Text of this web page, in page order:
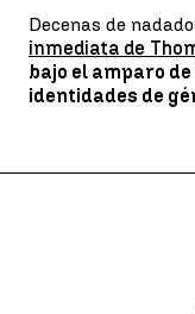
Decenas de
inmediata de
bajo el amparo
identidades de